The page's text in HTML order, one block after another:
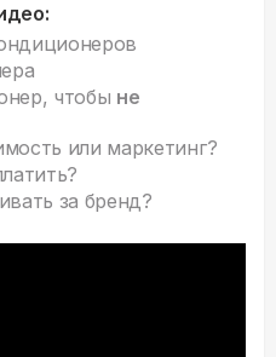
чтобы не
или маркетинг?
за бренд?